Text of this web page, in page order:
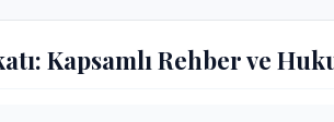
Kapsamlı Rehber ve